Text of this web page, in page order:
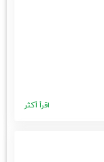
اقرأ أكثر